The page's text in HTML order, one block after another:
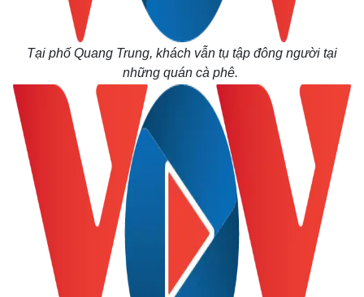
Thế giới
Quan sát
Cuộc sống đó đây
Multimedia
E-Magazine
Tại phố Quang Trung, khách vẫn tụ tập đông người tại
những quán cà phê.